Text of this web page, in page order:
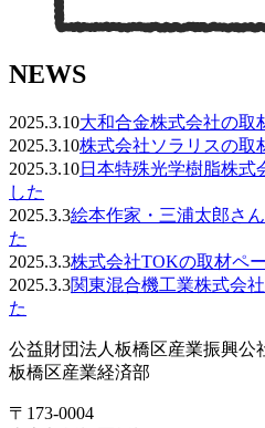
NEWS
2025.3.10大和合金株式会社の取
2025.3.10株式会社ソラリスの取
2025.3.10日本特殊光学樹脂株式
した
2025.3.3絵本作家・三浦太郎さ
た
2025.3.3株式会社TOKの取材ペ
2025.3.3関東混合機工業株式会
た
公益財団法人板橋区産業振興公
板橋区産業経済部
〒173-0004